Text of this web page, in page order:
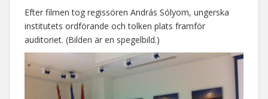
Efter filmen tog regissören András Sólyom, ungerska
institutets ordförande och tolken plats framför
auditoriet. (Bilden är en spegelbild.)